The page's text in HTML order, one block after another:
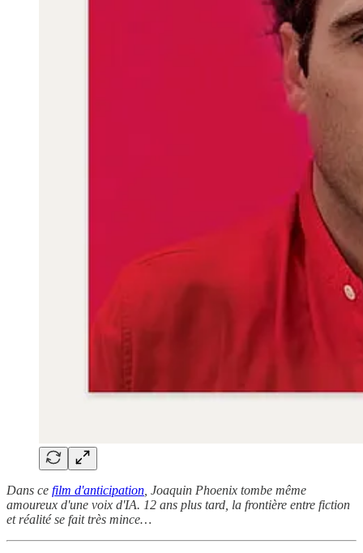
Dans ce film d'anticipation , Joaquin Phoenix tombe même
amoureux d'une voix d'IA. 12 ans plus tard, la frontière entre fiction
et réalité se fait très mince…